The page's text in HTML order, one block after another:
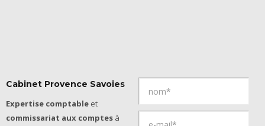
Cabinet Provence Savoies
Expertise comptable et
commissariat aux comptes à